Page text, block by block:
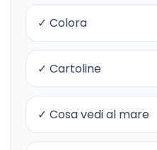
✓ Colora
✓ Cartoline
✓ Cosa vedi al mare